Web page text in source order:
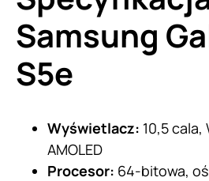
Samsung
S5e
Wyświetlacz: 10,5 cala,
AMOLED
Procesor: 64-bitowa,